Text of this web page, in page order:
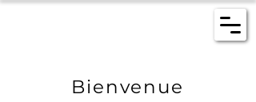
Bienvenue